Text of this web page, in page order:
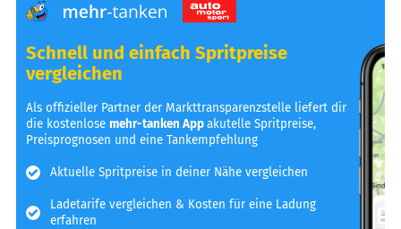
Schnell und einfach Spritpreise
vergleichen
Als offizieller Partner der Markttransparenzstelle liefert dir
die kostenlosemehr-tanken Appakutelle Spritpreise,
Preisprognosen und eine Tankempfehlung
Aktuelle Spritpreise in deiner Nähe vergleichen
Ladetarife vergleichen & Kosten für eine Ladung
erfahren